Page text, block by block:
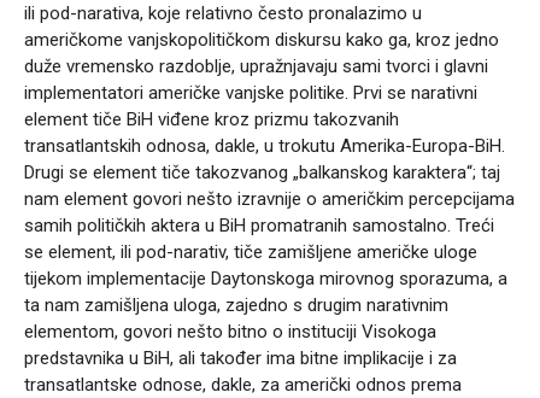
ili pod-narativa, koje relativno često pronalazimo u
američkome vanjskopolitičkom diskursu kako ga, kroz jedno
duže vremensko razdoblje, upražnjavaju sami tvorci i glavni
implementatori američke vanjske politike. Prvi se narativni
element tiče BiH viđene kroz prizmu takozvanih
transatlantskih odnosa, dakle, u trokutu Amerika-Europa-BiH.
Drugi se element tiče takozvanog „balkanskog karaktera“; taj
nam element govori nešto izravnije o američkim percepcijama
samih političkih aktera u BiH promatranih samostalno. Treći
se element, ili pod-narativ, tiče zamišljene američke uloge
tijekom implementacije Daytonskoga mirovnog sporazuma, a
ta nam zamišljena uloga, zajedno s drugim narativnim
elementom, govori nešto bitno o instituciji Visokoga
predstavnika u BiH, ali također ima bitne implikacije i za
transatlantske odnose, dakle, za američki odnos prema